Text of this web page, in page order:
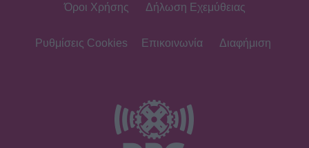
Αποθεώθηκε η Παπουτσάκη!
Γαστρονομικό στιγμιότυπο από...
Κρήτη! Η Σίσσυ Χρηστίδου
Όροι Χρήσης Δήλωση Εχεμύθειας
Ρυθμίσεις Cookies Επικοινωνία Διαφήμιση